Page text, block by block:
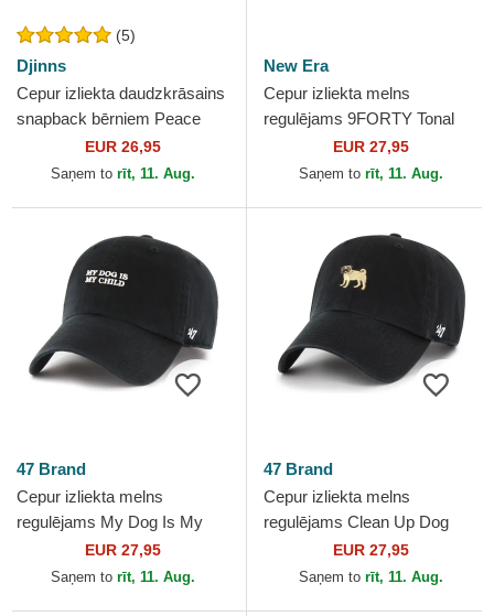
(5)
Djinns
Cepur izliekta daudzkrāsains
snapback bērniem Peace
Pizza Food no Djinns
EUR 26,95
Saņem to rīt, 11. Aug.
New Era
Cepur izliekta melns
regulējams 9FORTY Tonal
Icon no New York Yankees
MLB no New Era
EUR 27,95
Saņem to rīt, 11. Aug.
47 Brand
Cepur izliekta melns
regulējams My Dog Is My
Child Phrase Clean Up Base
Runner Icon no 47 Brand
EUR 27,95
Saņem to rīt, 11. Aug.
47 Brand
Cepur izliekta melns
regulējams Clean Up Dog
Base Runner Icon no 47
Brand
EUR 27,95
Saņem to rīt, 11. Aug.